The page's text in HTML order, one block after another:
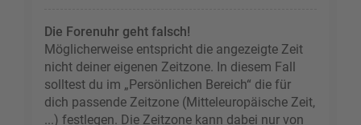
Die Forenuhr geht falsch!
Möglicherweise entspricht die angezeigte Zeit
nicht deiner eigenen Zeitzone. In diesem Fall
solltest du im „Persönlichen Bereich“ die für
dich passende Zeitzone (Mitteleuropäische Zeit,
...) festlegen. Die Zeitzone kann dabei nur von